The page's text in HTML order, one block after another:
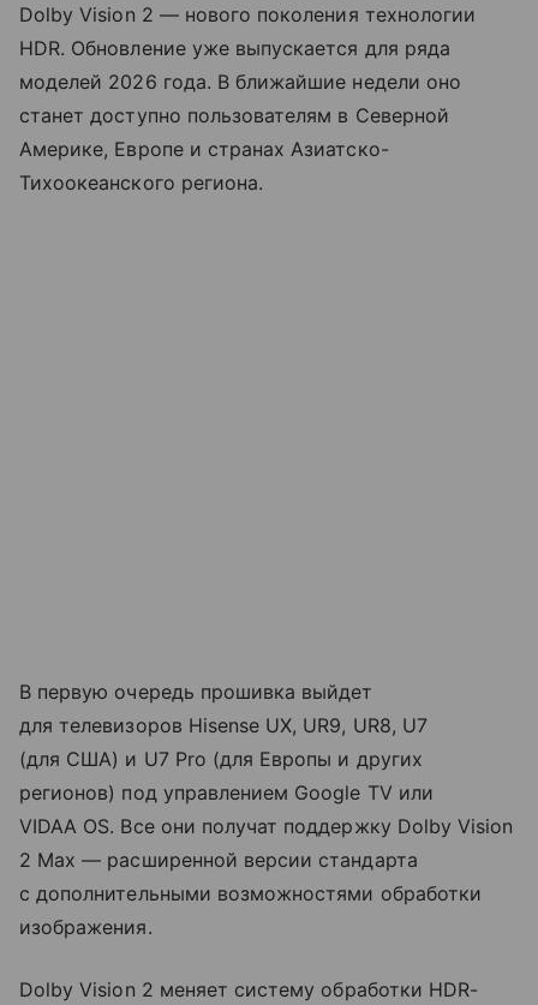
Dolby Vision 2 — нового поколения технологии
HDR. Обновление уже выпускается для ряда
моделей 2026 года. В ближайшие недели оно
станет доступно пользователям в Северной
Америке, Европе и странах Азиатско-
Тихоокеанского региона.
В первую очередь прошивка выйдет
для телевизоров Hisense UX, UR9, UR8, U7
(для США) и U7 Pro (для Европы и других
регионов) под управлением Google TV или
VIDAA OS. Все они получат поддержку Dolby Vision
2 Max — расширенной версии стандарта
с дополнительными возможностями обработки
изображения.
Dolby Vision 2 меняет систему обработки HDR-